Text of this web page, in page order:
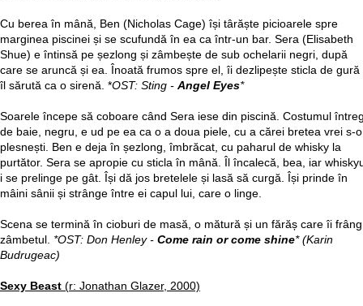
Cu berea în mână, Ben (Nicholas Cage) își târăște picioarele spre
marginea piscinei și se scufundă în ea ca într-un bar. Sera (Elisabeth
Shue) e întinsă pe șezlong și zâmbește de sub ochelarii negri, după
care se aruncă și ea. Înoată frumos spre el, îi dezlipește sticla de gură
îl sărută ca o sirenă. *OST: Sting - Angel Eyes*
Soarele începe să coboare când Sera iese din piscină. Costumul
de baie, negru, e ud pe ea ca o a doua piele, cu a cărei bretea vrei s-o
plesnești. Ben e deja în șezlong, îmbrăcat, cu paharul de whisky la
purtător. Sera se apropie cu sticla în mână. Îl încalecă, bea, iar
i se prelinge pe gât. Își dă jos bretelele și lasă să curgă. Își prinde în
mâini sânii și strânge între ei capul lui, care o linge.
Scena se termină în cioburi de masă, o mătură și un fărăș care îi frâng
zâmbetul. *OST: Don Henley - Come rain or come shine* (Karin
Budrugeac)
Sexy Beast (r: Jonathan Glazer, 2000)